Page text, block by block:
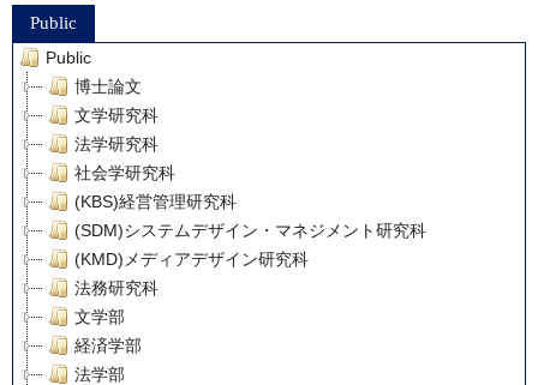
Public
Public
博士論文
文学研究科
法学研究科
社会学研究科
(KBS)経営管理研究科
(SDM)システムデザイン・マネジメント研究科
(KMD)メディアデザイン研究科
法務研究科
文学部
経済学部
法学部